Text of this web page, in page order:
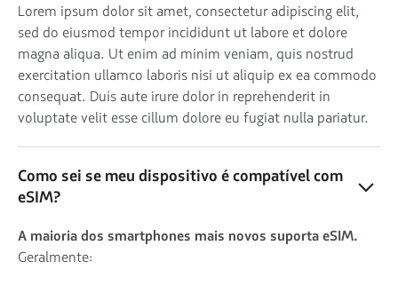
Lorem ipsum dolor sit amet, consectetur adipiscing elit,
sed do eiusmod tempor incididunt ut labore et dolore
magna aliqua. Ut enim ad minim veniam, quis nostrud
exercitation ullamco laboris nisi ut aliquip ex ea commodo
consequat. Duis aute irure dolor in reprehenderit in
voluptate velit esse cillum dolore eu fugiat nulla pariatur.
Como sei se meu dispositivo é compatível com
eSIM?
A maioria dos smartphones mais novos suporta eSIM.
Geralmente: